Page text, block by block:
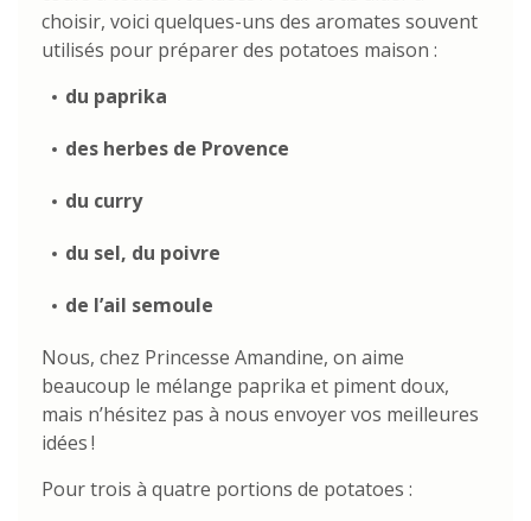
choisir, voici quelques-uns des aromates souvent
utilisés pour préparer des potatoes maison :
du paprika
des herbes de Provence
du curry
du sel, du poivre
de l’ail semoule
Nous, chez Princesse Amandine, on aime
beaucoup le mélange paprika et piment doux,
mais n’hésitez pas à nous envoyer vos meilleures
idées !
Pour trois à quatre portions de potatoes :